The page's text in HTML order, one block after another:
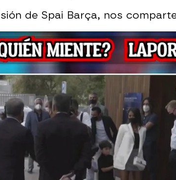
de Spai Barça, nos